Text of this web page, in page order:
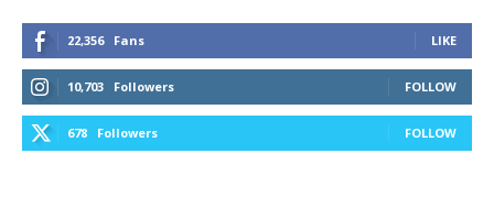
22,356 Fans LIKE
10,703 Followers FOLLOW
678 Followers FOLLOW